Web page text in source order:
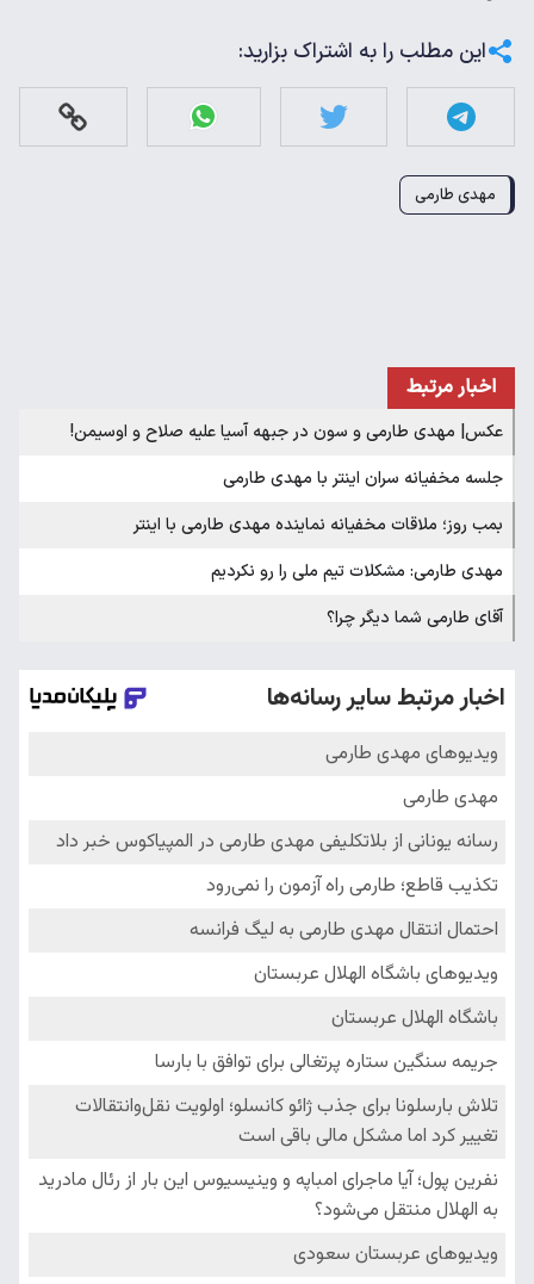
این مطلب را به اشتراک بزارید:
مهدی طارمی
اخبار مرتبط
عکس| مهدی طارمی و سون در جبهه آسیا علیه صلاح و اوسیمن!
جلسه مخفیانه سران اینتر با مهدی طارمی
بمب روز؛ ملاقات مخفیانه نماینده مهدی طارمی با اینتر
مهدی طارمی: مشکلات تیم ملی را رو نکردیم
آقای طارمی شما دیگر چرا؟